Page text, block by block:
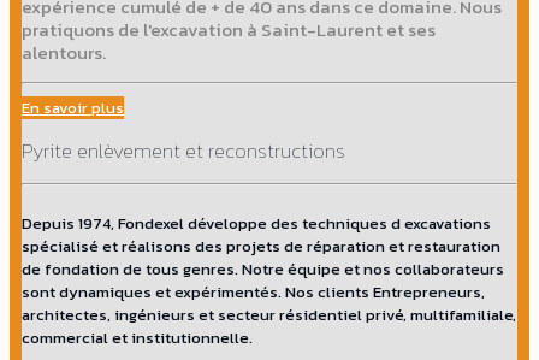
expérience cumulé de + de 40 ans dans ce domaine. Nous
pratiquons de l'excavation à Saint-Laurent et ses
alentours.
En savoir plus
Pyrite enlèvement et reconstructions
Depuis 1974, Fondexel développe des techniques d excavations
spécialisé et réalisons des projets de réparation et restauration
de fondation de tous genres. Notre équipe et nos collaborateurs
sont dynamiques et expérimentés. Nos clients Entrepreneurs,
architectes, ingénieurs et secteur résidentiel privé, multifamiliale,
commercial et institutionnelle.